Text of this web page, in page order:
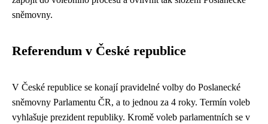
sněmovny.
Referendum v České republice
V České republice se konají pravidelné volby do Poslanecké
sněmovny Parlamentu ČR, a to jednou za 4 roky. Termín voleb
vyhlašuje prezident republiky. Kromě voleb parlamentních se v